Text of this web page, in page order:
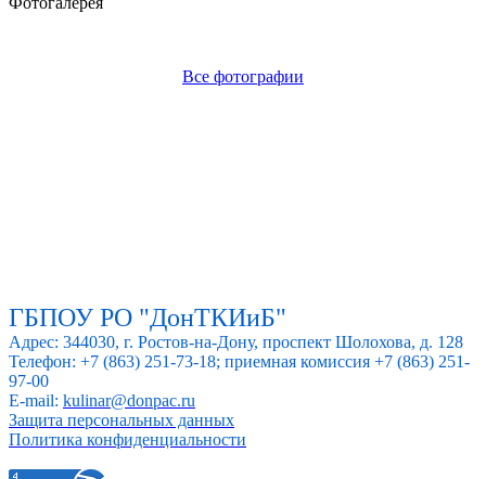
Все фотографии
ГБПОУ РО "ДонТКИиБ"
Адрес: 344030, г. Ростов-на-Дону, проспект Шолохова, д. 128
Телефон: +7 (863) 251-73-18; приемная комиссия +7 (863) 251-
97-00
E-mail: kulinar@donpac.ru
Защита персональных данных
Политика конфиденциальности